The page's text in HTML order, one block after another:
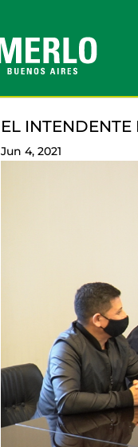
EL
Jun 4, 2021